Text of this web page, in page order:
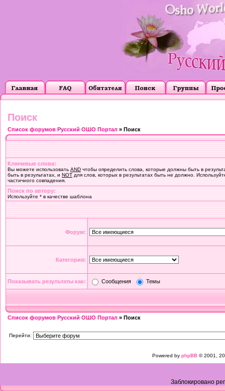
Поиск
Список форумов Русский ОШО Портал » Поиск
Ключевые слова:
Вы можете использовать AND чтобы определить слова, которые должны быть в
быть в результатах, и NOT для слов, которых в результатах быть не должно.
частичного совпадения.
Поиск по автору:
Используйте * в качестве шаблона
Форум:
Категория:
Показывать результаты как: Сообщения Темы
Список форумов Русский ОШО Портал » Поиск
Перейти:
Powered by phpBB © 2001,
Заблокировано